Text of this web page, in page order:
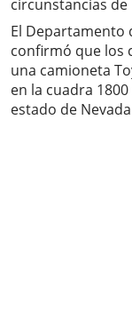
circunstancias
El Departamento
confirmó que los
una camioneta
en la cuadra
estado de